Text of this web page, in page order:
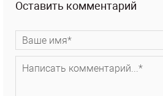
Оставить комментарий